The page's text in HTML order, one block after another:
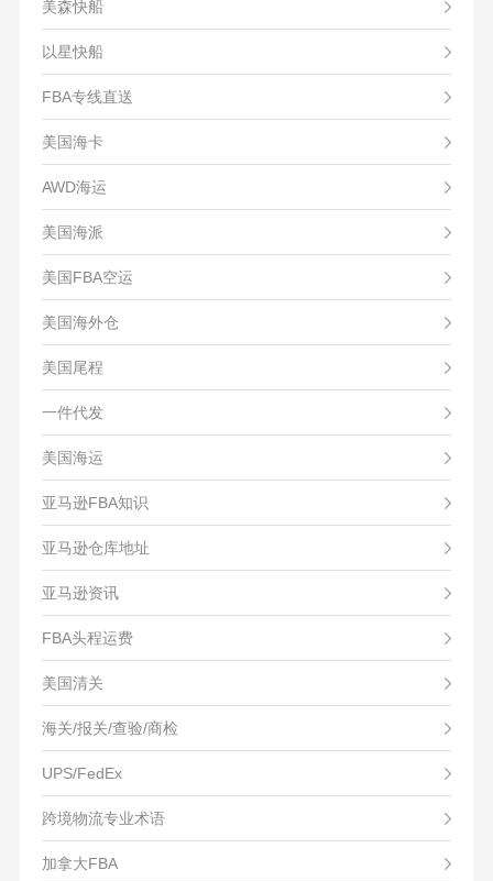
美森快船
以星快船
FBA专线直送
美国海卡
AWD海运
美国海派
美国FBA空运
美国海外仓
美国尾程
一件代发
美国海运
亚马逊FBA知识
亚马逊仓库地址
亚马逊资讯
FBA头程运费
美国清关
海关/报关/查验/商检
UPS/FedEx
跨境物流专业术语
加拿大FBA